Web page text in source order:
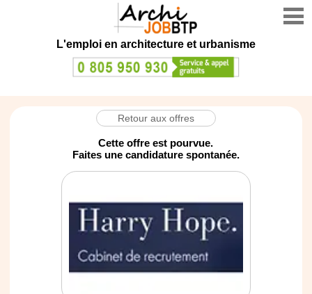
L'emploi en architecture et urbanisme
Retour aux offres
Cette offre est pourvue.
Faites une candidature spontanée.